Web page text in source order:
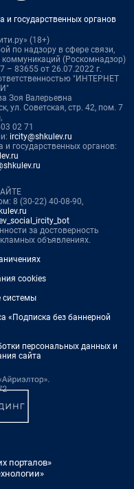
государственных органов
(18+)
по надзору в сфере связи,
(Роскомнадзор)
83655 от 26.07.2022 г.
"ИНТЕРНЕТ
Зоя Валерьевна
ул. Советская, стр. 42, пом. 7
02 71
ircity@shkulev.ru
государственных органов:
8 (30-22) 40-08-90,
за достоверность
объявлениях.
cookies
системы
«Подписка без баннерной
персональных данных и
сайта
порталов»